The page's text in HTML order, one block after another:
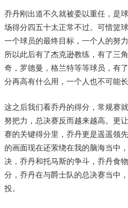
乔丹刚出道不久就被委以重任，是
场得分四五十太正常不过。可惜篮
一个球员的最终目标，一个人的努
所以此后有了杰克逊教练，有了三
奇，罗德曼，格兰特等等球员，有
分再高有什么用，一个人也不可能长
这之后我们看乔丹的得分，常规赛
努把力，总决赛反而越来越高。更
赛的关键得分里，乔丹更是遥遥领
的画面现在还萦绕在我的脑海当中
决，乔丹和托马斯的争斗，乔丹食
分，乔丹在与爵士队的总决赛当中
投。